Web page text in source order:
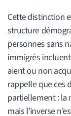
Cette distinction
structure
personnes sans
immigrés
aient ou non
rappelle que ces
partiellement : la
mais l’inverse